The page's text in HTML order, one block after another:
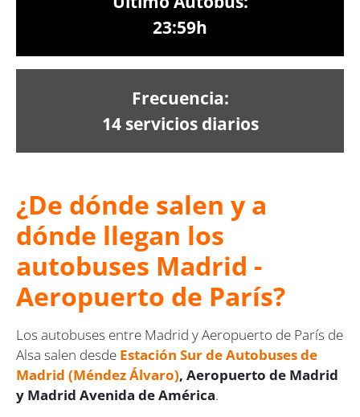
23:59h
Frecuencia:
14 servicios diarios
¿De dónde salen y a
dónde llegan los
autobuses Madrid -
Aeropuerto de París?
Los autobuses entre Madrid y Aeropuerto de París de
Alsa salen desde Estación Sur de Autobuses de
Madrid (Méndez Álvaro), Aeropuerto de Madrid
y Madrid Avenida de América.